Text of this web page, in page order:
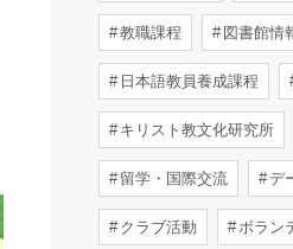
教職課程 図書館情
日本語教員養成課程
キリスト教文化研究所
留学・国際交流 デ
クラブ活動 ボラン